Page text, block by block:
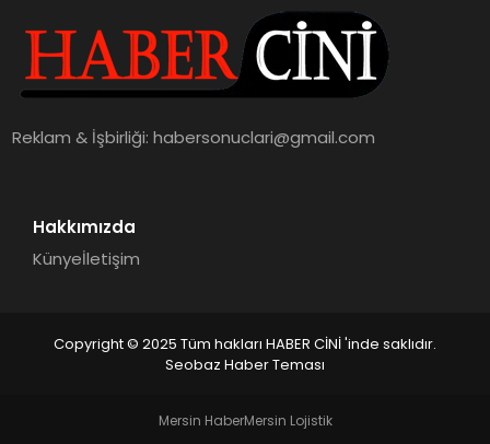
Reklam & İşbirliği:habersonuclari@gmail.com
Hakkımızda
Künyeİletişim
Copyright © 2025 Tüm hakları HABER CİNİ 'inde saklıdır.
Seobaz Haber Teması
Mersin HaberMersin Lojistik